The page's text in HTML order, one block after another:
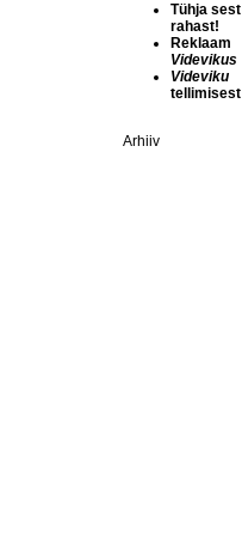
Tühja sest
rahast!
Reklaam
Videvikus
Videviku
tellimisest
Arhiiv